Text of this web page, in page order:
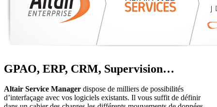
GPAO, ERP, CRM, Supervision…
Altair Service Manager dispose de milliers de possibilités
d’interfaçage avec vos logiciels existants. Il vous suffit de définir